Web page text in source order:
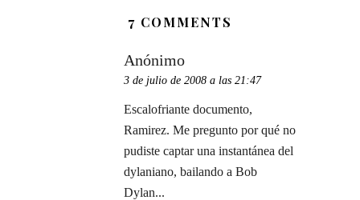
7 COMMENTS
Anónimo
3 de julio de 2008 a las 21:47
Escalofriante documento,
Ramirez. Me pregunto por qué no
pudiste captar una instantánea del
dylaniano, bailando a Bob
Dylan...